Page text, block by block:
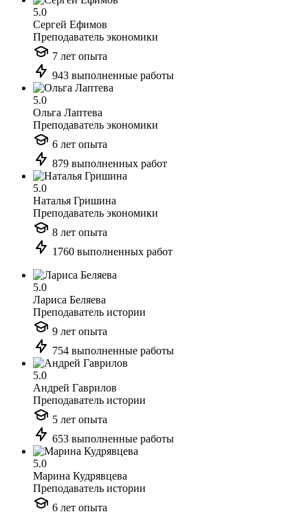
5.0
Сергей Ефимов
Преподаватель экономики
7 лет опыта
943 выполненные работы
5.0
Ольга Лаптева
Преподаватель экономики
6 лет опыта
879 выполненных работ
5.0
Наталья Гришина
Преподаватель экономики
8 лет опыта
1760 выполненных работ
5.0
Лариса Беляева
Преподаватель истории
9 лет опыта
754 выполненные работы
5.0
Андрей Гаврилов
Преподаватель истории
5 лет опыта
653 выполненные работы
5.0
Марина Кудрявцева
Преподаватель истории
6 лет опыта